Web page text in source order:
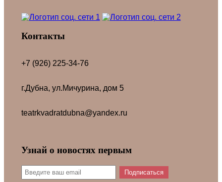
Контакты
+7 (926) 225-34-76
г.Дубна, ул.Мичурина, дом 5
teatrkvadratdubna@yandex.ru
Узнай о новостях первым
Подписаться